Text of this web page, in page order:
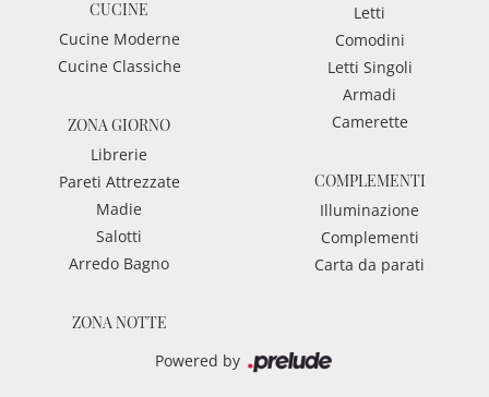
CUCINE
Cucine Moderne
Cucine Classiche
ZONA GIORNO
Librerie
Pareti Attrezzate
Madie
Salotti
Arredo Bagno
ZONA NOTTE
Letti
Comodini
Letti Singoli
Armadi
Camerette
COMPLEMENTI
Illuminazione
Complementi
Carta da parati
Powered by